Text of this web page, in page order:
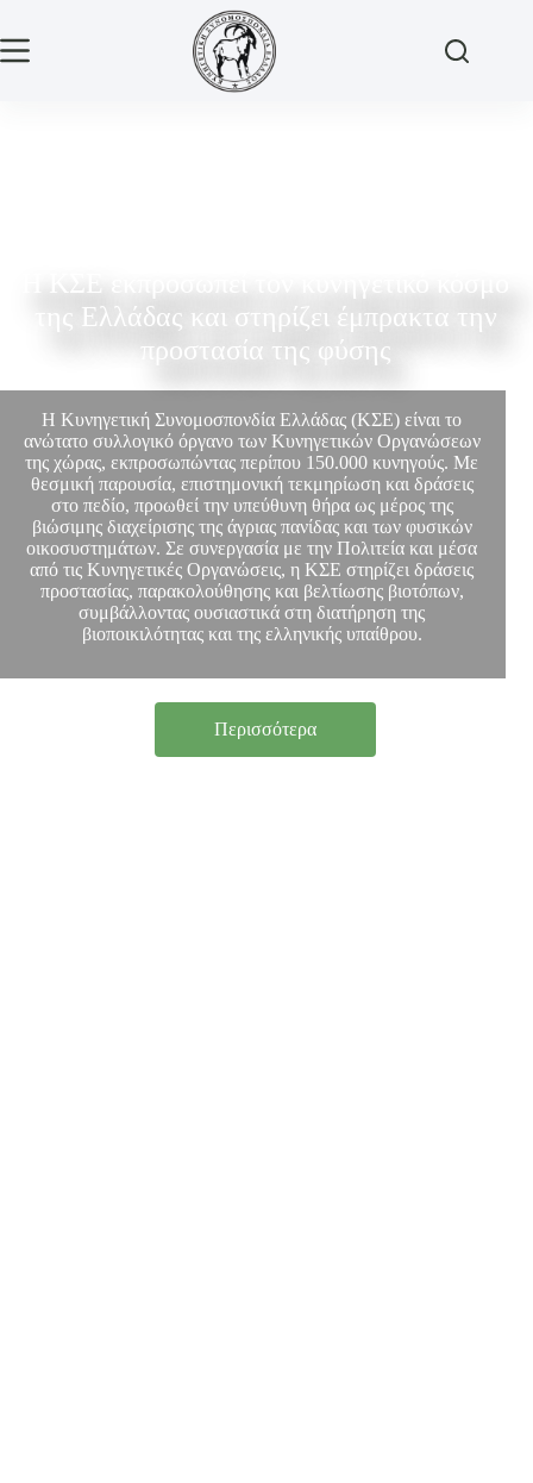
της Ελλάδας και στηρίζει έμπρακτα την
προστασία της φύσης
Η Κυνηγετική Συνομοσπονδία Ελλάδας (ΚΣΕ) είναι το
ανώτατο συλλογικό όργανο των Κυνηγετικών Οργανώσεων
της χώρας, εκπροσωπώντας περίπου 150.000 κυνηγούς. Με
θεσμική παρουσία, επιστημονική τεκμηρίωση και δράσεις
στο πεδίο, προωθεί την υπεύθυνη θήρα ως μέρος της
βιώσιμης διαχείρισης της άγριας πανίδας και των φυσικών
οικοσυστημάτων. Σε συνεργασία με την Πολιτεία και μέσα
από τις Κυνηγετικές Οργανώσεις, η ΚΣΕ στηρίζει δράσεις
προστασίας, παρακολούθησης και βελτίωσης βιοτόπων,
συμβάλλοντας ουσιαστικά στη διατήρηση της
βιοποικιλότητας και της ελληνικής υπαίθρου.
Περισσότερα